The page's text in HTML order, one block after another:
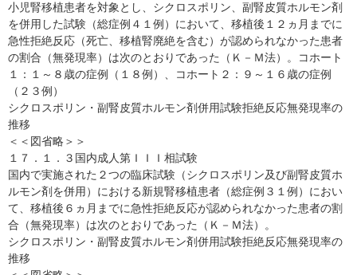
小児腎移植患者を対象とし、シクロスポリン、副腎皮質ホルモン剤
を併用した試験（総症例４１例）において、移植後１２ヵ月までに
急性拒絶反応（死亡、移植腎廃絶を含む）が認められなかった患者
の割合（無発現率）は次のとおりであった（Ｋ－Ｍ法）。コホート
１：１～８歳の症例（１８例）、コホート２：９～１６歳の症例
（２３例）
シクロスポリン・副腎皮質ホルモン剤併用試験拒絶反応無発現率の
推移
＜＜図省略＞＞
１７．１．３国内成人第ＩＩＩ相試験
国内で実施された２つの臨床試験（シクロスポリン及び副腎皮質ホ
ルモン剤を併用）における新規腎移植患者（総症例３１例）におい
て、移植後６ヵ月までに急性拒絶反応が認められなかった患者の割
合（無発現率）は次のとおりであった（Ｋ－Ｍ法）。
シクロスポリン・副腎皮質ホルモン剤併用試験拒絶反応無発現率の
推移